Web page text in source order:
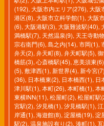
(192), 大阪市内エリア(276), 大阪
港区(8), 大阪市立科学館(1), 大阪
(6), 大阪港駅(3), 大阪難波駅(40),
満橋駅(7), 天然温泉(9), 天王寺動
宗右衛門(6), 島之内(14), 市岡(1),
弁天(2), 弁天町(8), 弁天町駅(5),
橋筋(3), 心斎橋駅(45), 恵美須東(6)
(5), 敷津西(1), 新世界(4), 新今宮(7)
(36), 日本橋東(2), 日本橋西(1), 日
津川駅(1), 本町(26), 本町橋(1), 本
東横INN(11), 松屋町(2), 松屋町駅
宮駅(2), 汐見橋(1), 汐見橋駅(1),
岸通(1), 海遊館(8), 淀屋橋(19), 淀
駅(2), 温泉施設有り(2), 湊町(1),